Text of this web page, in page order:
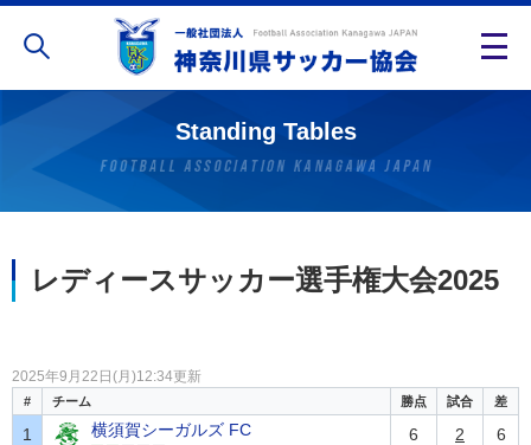
Standing Tables
レディースサッカー選手権大会2025
2025年9月22日(月)12:34更新
# チーム 勝点 試合 差
1 横須賀シーガルズ FC 6 2 6